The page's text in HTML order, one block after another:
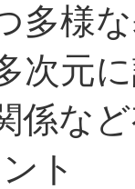
多様
次元
係な
ト